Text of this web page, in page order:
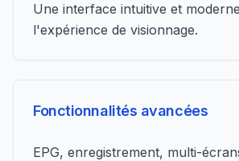
Une interface intuitive et
l'expérience de visionnage.
Fonctionnalités avancées
EPG, enregistrement, multi-